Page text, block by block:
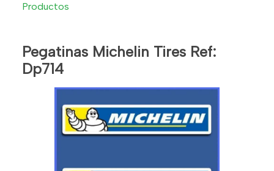
Productos
Pegatinas Michelin Tires Ref:
Dp714